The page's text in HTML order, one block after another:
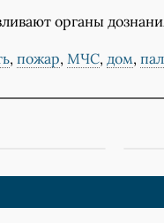
органы
, пожар, МЧС, дом,